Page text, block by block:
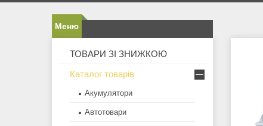
ТОВАРИ ЗІ ЗНИЖКОЮ
Каталог товарів
Акумулятори
Автотовари